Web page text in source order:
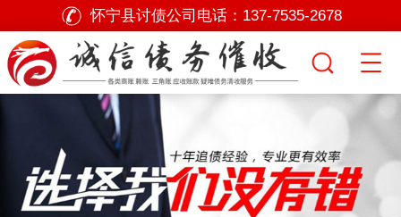
怀宁县讨债公司电话： 137-7535-2678